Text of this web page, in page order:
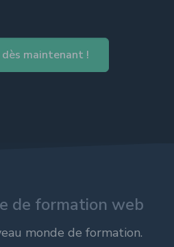
dès maintenant !
de formation web
monde de formation.